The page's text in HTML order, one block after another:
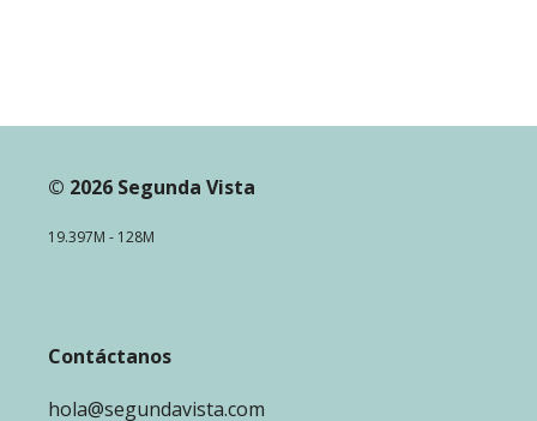
© 2026 Segunda Vista
19.397M - 128M
Contáctanos
hola@segundavista.com